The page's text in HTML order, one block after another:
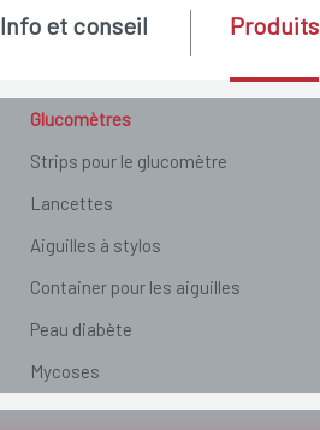
Glucomètres
Strips pour le glucomètre
Lancettes
Aiguilles à stylos
Container pour les aiguilles
Peau diabète
Mycoses
Info et conseil Produits